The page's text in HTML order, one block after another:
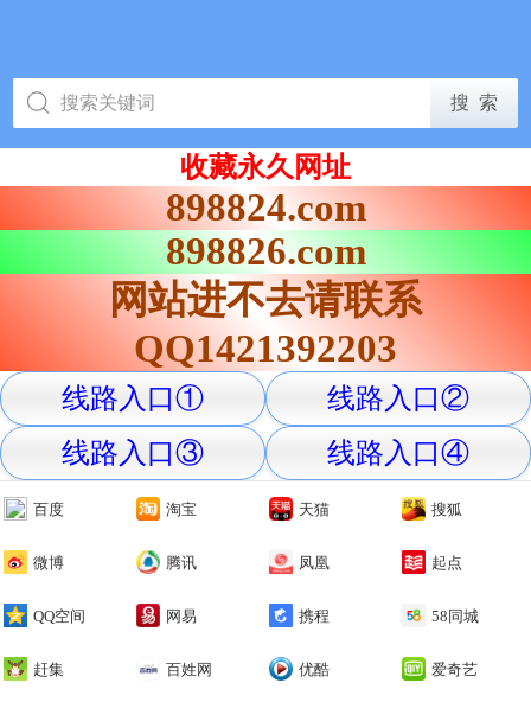
收藏永久网址
898824.com
898826.com
网站进不去请联系
QQ1421392203
线路入口①
线路入口②
线路入口③
线路入口④
百度 淘宝 天猫 搜狐
微博 腾讯 凤凰 起点
QQ空间 网易 携程 58同城
赶集 百姓网 优酷 爱奇艺